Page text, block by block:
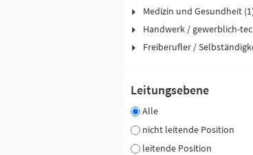
Medizin und Gesundheit (1)
Leitungsebene
Alle
nicht leitende Position
leitende Position